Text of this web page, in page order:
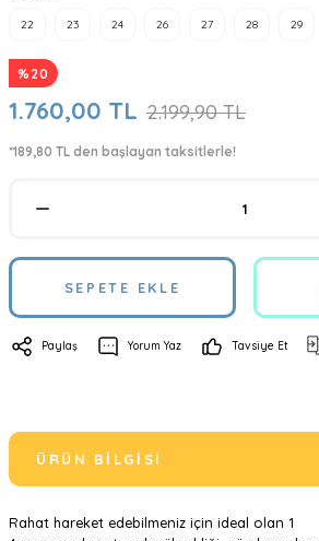
22 23 24 26 27 28 29
%20
1.760,00 TL 2.199,90 TL
*189,80 TL den başlayan taksitlerle!
SEPETE EKLE
Paylaş Yorum Yaz Tavsiye Et
ÜRÜN BILGISI
Rahat hareket edebilmeniz için ideal olan 1